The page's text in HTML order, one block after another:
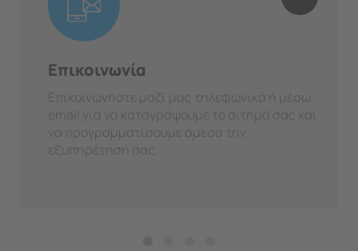
Επικοινωνία
Επικοινωνήστε μαζί μας τηλεφωνικά ή μέσω
email για να καταγράψουμε το αίτημά σας και
να προγραμματίσουμε άμεσα την
εξυπηρέτησή σας.